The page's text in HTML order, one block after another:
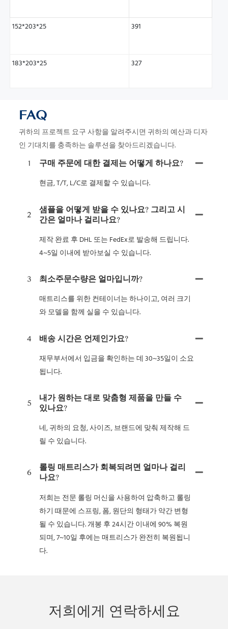
152*203*25 391
183*203*25 327
FAQ
귀하의 프로젝트 요구 사항을 알려주시면 귀하의 예산과 디자
인 기대치를 충족하는 솔루션을 찾아드리겠습니다.
1 구매 주문에 대한 결제는 어떻게 하나요?
현금, T/T, L/C로 결제할 수 있습니다.
2
샘플을 어떻게 받을 수 있나요? 그리고 시
간은 얼마나 걸리나요?
제작 완료 후 DHL 또는 FedEx로 발송해 드립니다.
4~5일 이내에 받아보실 수 있습니다.
3 최소주문수량은 얼마입니까?
매트리스를 위한 컨테이너는 하나이고, 여러 크기
와 모델을 함께 실을 수 있습니다.
4 배송 시간은 언제인가요?
재무부서에서 입금을 확인하는 데 30~35일이 소요
됩니다.
5
내가 원하는 대로 맞춤형 제품을 만들 수
있나요?
네, 귀하의 요청, 사이즈, 브랜드에 맞춰 제작해 드
릴 수 있습니다.
6
롤링 매트리스가 회복되려면 얼마나 걸리
나요?
저희는 전문 롤링 머신을 사용하여 압축하고 롤링
하기 때문에 스프링, 폼, 원단의 형태가 약간 변형
될 수 있습니다. 개봉 후 24시간 이내에 90% 복원
되며, 7~10일 후에는 매트리스가 완전히 복원됩니
다.
저희에게 연락하세요